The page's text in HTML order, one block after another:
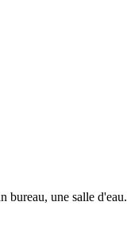
bureau, une salle d'eau.